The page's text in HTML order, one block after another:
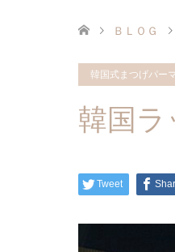
ＢＬＯＧ
韓国式まつげパー
韓国ラ
Tweet